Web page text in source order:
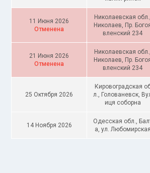
11 Июня 2026
Отменена
Николаевская обл.,
Николаев, Пр.
вленский 234
21 Июня 2026
Отменена
Николаевская обл.,
Николаев, Пр.
вленский 234
25 Октября 2026
Кировоградская
л., Голованевск,
иця соборна
14 Ноября 2026
Одесская обл.,
а, ул. Любомирская